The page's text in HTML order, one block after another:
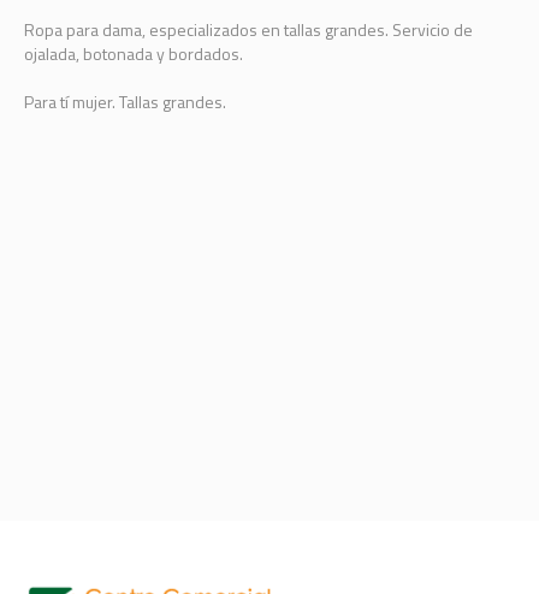
Ropa para dama, especializados en tallas grandes. Servicio de
ojalada, botonada y bordados.
Para tí mujer. Tallas grandes.